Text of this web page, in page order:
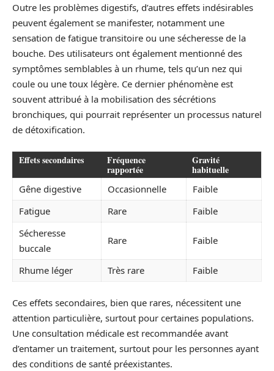
Outre les problèmes digestifs, d’autres effets indésirables
peuvent également se manifester, notamment une
sensation de fatigue transitoire ou une sécheresse de la
bouche. Des utilisateurs ont également mentionné des
symptômes semblables à un rhume, tels qu’un nez qui
coule ou une toux légère. Ce dernier phénomène est
souvent attribué à la mobilisation des sécrétions
bronchiques, qui pourrait représenter un processus naturel
de détoxification.
Effets secondaires Fréquence
rapportée
Gravité
habituelle
Gêne digestive Occasionnelle
Faible
Fatigue
Rare
Faible
Sécheresse
buccale
Rare Faible
Rhume léger Très rare Faible
Ces effets secondaires, bien que rares, nécessitent une
attention particulière, surtout pour certaines populations.
Une consultation médicale est recommandée avant
d’entamer un traitement, surtout pour les personnes ayant
des conditions de santé préexistantes.